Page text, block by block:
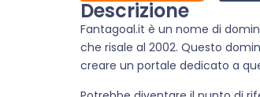
Descrizione
Fantagoal.it è un nome di
che risale al 2002. Questo
creare un portale dedicato a